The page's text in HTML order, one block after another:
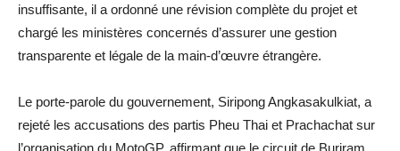
insuffisante, il a ordonné une révision complète du projet et
chargé les ministères concernés d’assurer une gestion
transparente et légale de la main-d’œuvre étrangère.
Le porte-parole du gouvernement, Siripong Angkasakulkiat, a
rejeté les accusations des partis Pheu Thai et Prachachat sur
l’organisation du MotoGP, affirmant que le circuit de Buriram